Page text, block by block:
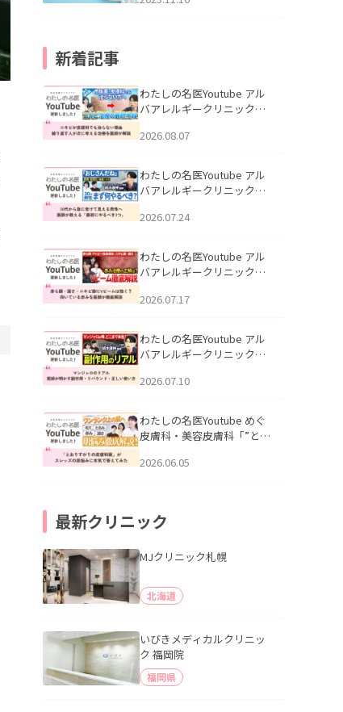
新着記事
わたしの名医Youtube アル
バアレルギークリニック札
らない理由｜繰り返す人が
説」を公開いたしました。
2026.08.07
わたしの名医Youtube アル
バアレルギークリニック札
える男性へ｜医師が教える
公開いたしました。
2026.07.24
わたしの名医Youtube アル
バアレルギークリニック札
跡にVビームは効く？向いて
説」を公開いたしました。
2026.07.17
わたしの名医Youtube アル
バアレルギークリニック札
医師が明かす副作用・リバ
公開いたしました。
2026.07.10
わたしの名医Youtube めぐ
皮膚科・美容皮膚科「”とお
ッズの肌悩みに本気で答え
2026.06.05
最新クリニック
MJクリニック札幌
北海道
いびきメディカルクリニッ
ク 福岡院
福岡県